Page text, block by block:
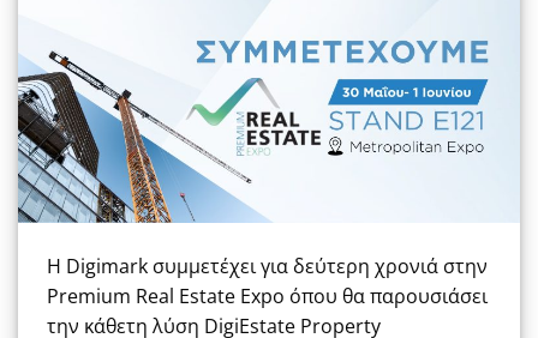
Η Digimark συμμετέχει για δεύτερη χρονιά στην
Premium Real Estate Expo όπου θα παρουσιάσει
την κάθετη λύση DigiEstate Property